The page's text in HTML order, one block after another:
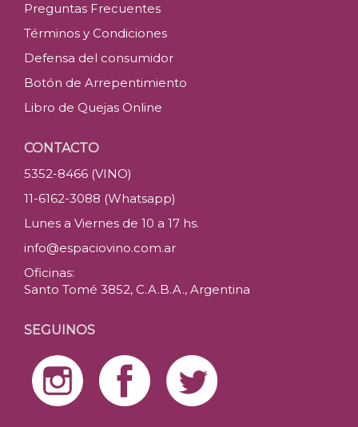
Preguntas Frecuentes
Términos y Condiciones
Defensa del consumidor
Botón de Arrepentimiento
Libro de Quejas Online
CONTACTO
5352-8466 (VINO)
11-6162-3088 (Whatsapp)
Lunes a Viernes de 10 a 17 hs.
info@espaciovino.com.ar
Oficinas:
Santo Tomé 3852, C.A.B.A., Argentina
SEGUINOS